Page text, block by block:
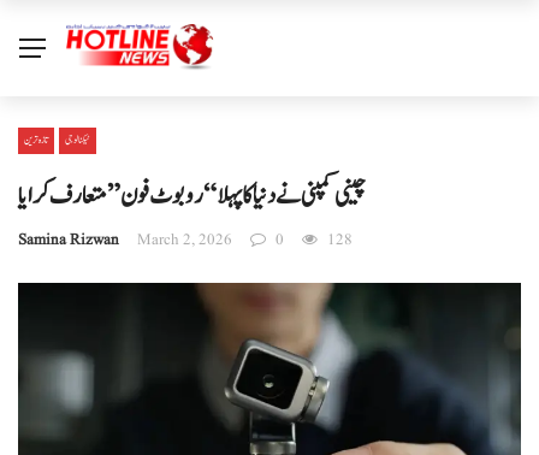
تازہ ترین ٹیکنالوجی
چینی کمپنی نے دنیا کا پہلا “روبوٹ فون” متعارف کرایا
Samina Rizwan March 2, 2026 0 128